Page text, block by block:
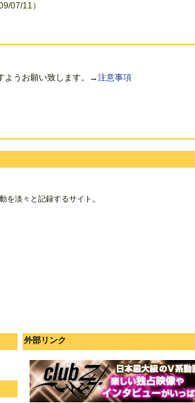
07/11）
ようお願い致します。→注意事項
を淡々と記録するサイト。
外部リンク